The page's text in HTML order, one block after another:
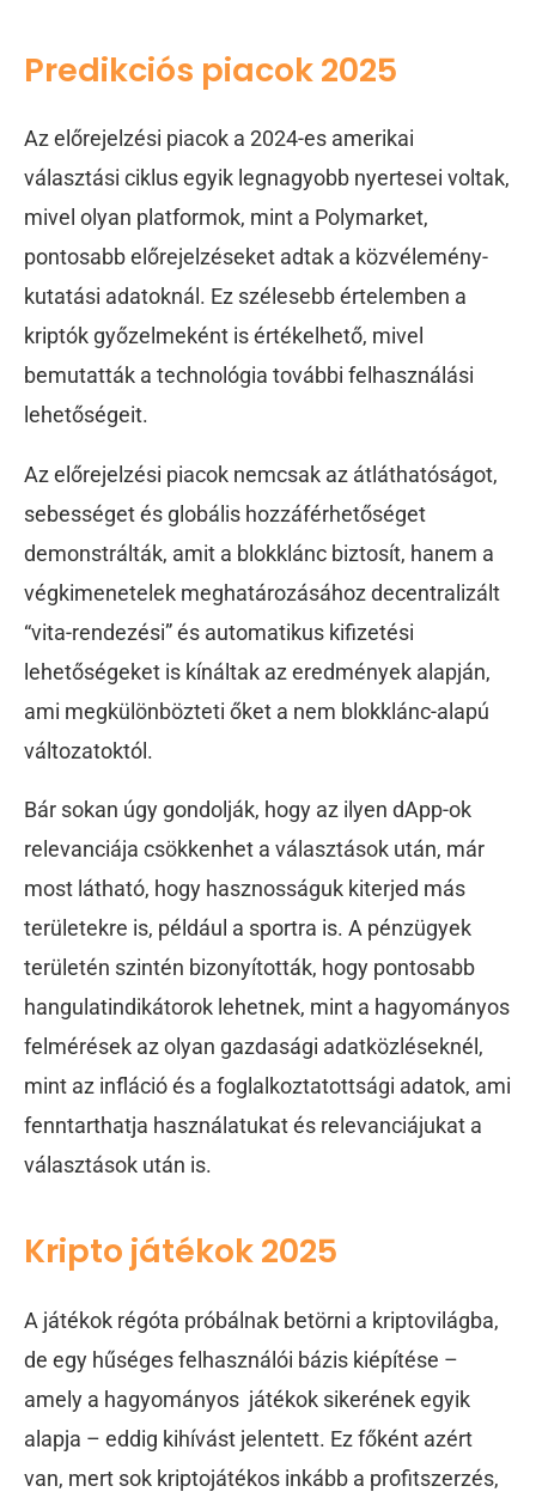
Predikciós piacok 2025
Az előrejelzési piacok a 2024-es amerikai
választási ciklus egyik legnagyobb nyertesei voltak,
mivel olyan platformok, mint a Polymarket,
pontosabb előrejelzéseket adtak a közvélemény-
kutatási adatoknál. Ez szélesebb értelemben a
kriptók győzelmeként is értékelhető, mivel
bemutatták a technológia további felhasználási
lehetőségeit.
Az előrejelzési piacok nemcsak az átláthatóságot,
sebességet és globális hozzáférhetőséget
demonstrálták, amit a blokklánc biztosít, hanem a
végkimenetelek meghatározásához decentralizált
“vita-rendezési” és automatikus kifizetési
lehetőségeket is kínáltak az eredmények alapján,
ami megkülönbözteti őket a nem blokklánc-alapú
változatoktól.
Bár sokan úgy gondolják, hogy az ilyen dApp-ok
relevanciája csökkenhet a választások után, már
most látható, hogy hasznosságuk kiterjed más
területekre is, például a sportra is. A pénzügyek
területén szintén bizonyították, hogy pontosabb
hangulatindikátorok lehetnek, mint a hagyományos
felmérések az olyan gazdasági adatközléseknél,
mint az infláció és a foglalkoztatottsági adatok, ami
fenntarthatja használatukat és relevanciájukat a
választások után is.
Kripto játékok 2025
A játékok régóta próbálnak betörni a kriptovilágba,
de egy hűséges felhasználói bázis kiépítése –
amely a hagyományos játékok sikerének egyik
alapja – eddig kihívást jelentett. Ez főként azért
van, mert sok kriptojátékos inkább a profitszerzés,